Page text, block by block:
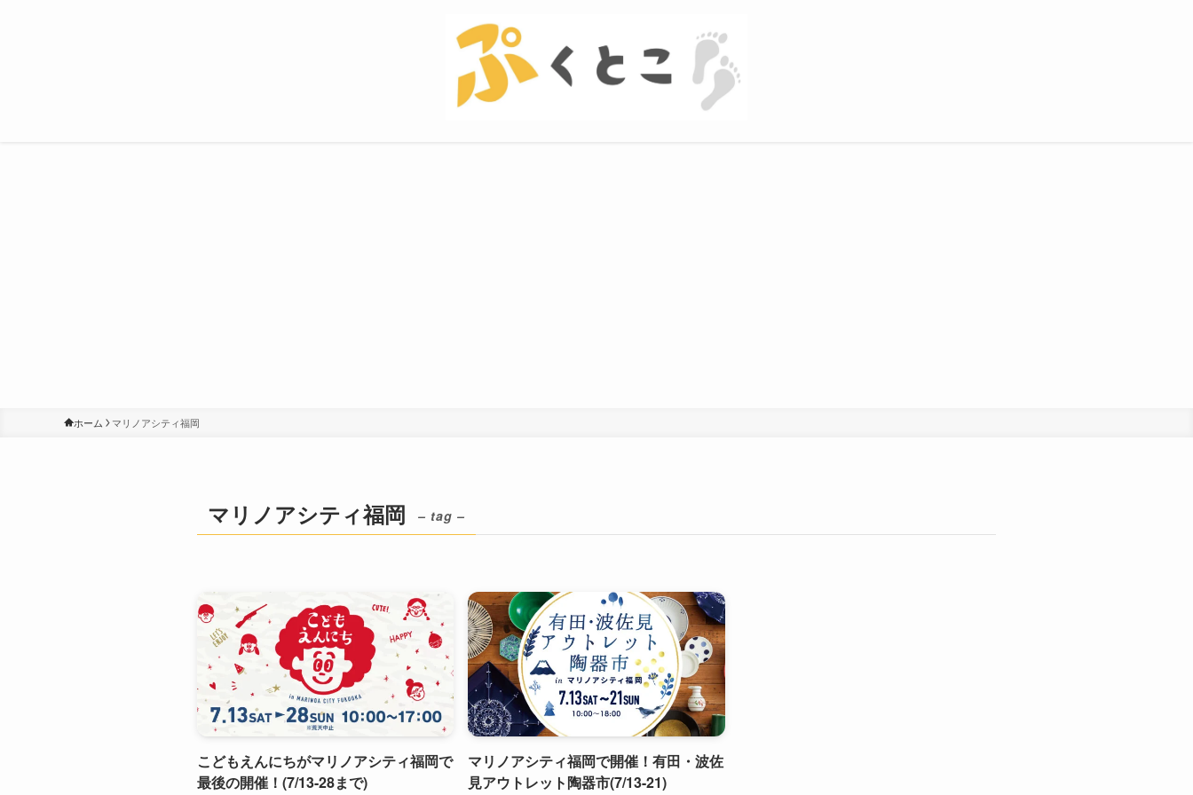
ホーム マリノアシティ福岡
マリノアシティ福岡 – tag –
こどもえんにちがマリノアシティ福岡で
最後の開催！(7/13-28まで)
マリノアシティ福岡で開催！有田・波佐
見アウトレット陶器市(7/13-21)